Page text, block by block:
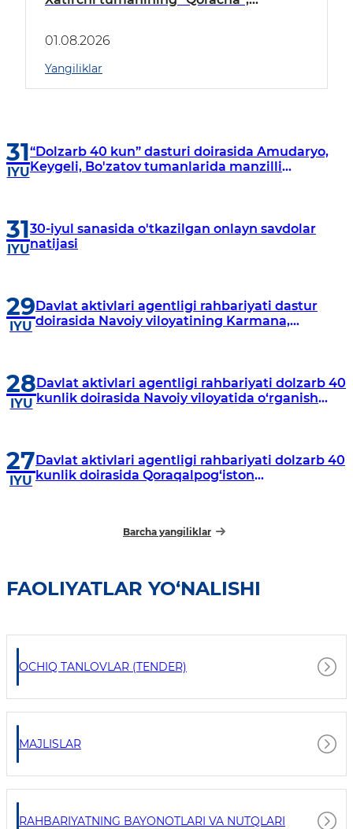
borildi
01.08.2026
Yangiliklar
31
IYU
“Dolzarb 40 kun” dasturi doirasida Amudaryo,
Keygeli, Bo'zatov tumanlarida manzilli
31
IYU
30-iyul sanasida o'tkazilgan onlayn savdolar
natijasi
29
IYU
Davlat aktivlari agentligi rahbariyati dastur
doirasida Navoiy viloyatining Karmana,
28
IYU
Davlat aktivlari agentligi rahbariyati dolzarb 40
kunlik doirasida Navoiy viloyatida o‘rganish
27
IYU
Davlat aktivlari agentligi rahbariyati dolzarb 40
kunlik doirasida Qoraqalpog‘iston
Barcha yangiliklar
FAOLIYATLAR YO‘NALISHI
OCHIQ TANLOVLAR (TENDER)
MAJLISLAR
RAHBARIYATNING BAYONOTLARI VA NUTQLARI